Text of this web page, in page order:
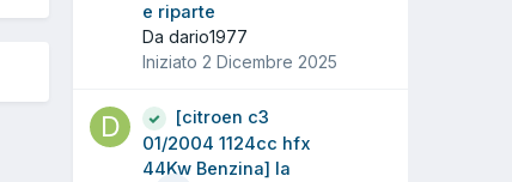
e riparte
Da dario1977
Iniziato 2 Dicembre 2025
[citroen c3
01/2004 1124cc hfx
44Kw Benzina] la